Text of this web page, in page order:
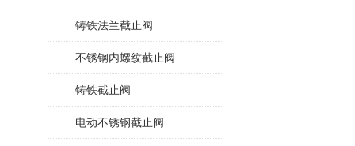
铸铁法兰截止阀
不锈钢内螺纹截止阀
铸铁截止阀
电动不锈钢截止阀